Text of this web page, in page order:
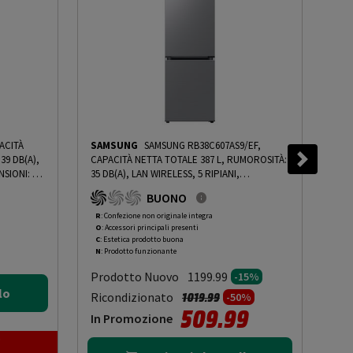
DB(A),
L
E -
SAMSUNG SAMSUNG RB38C607AS9/EF,
CAPACITÀ NETTA TOTALE 387 L, RUMOROSITÀ:
35 DB(A), LAN WIRELESS, 5 RIPIANI,
DIMENSIONI: L 59,5 CM A 203 CM P 65,8 CM,
METAL INOX, CLASSE A - PRMG GRADING
ROCN - 15%-PRMG GRADING ROCN - 15%
BUONO
R: Confezione non originale integra
O: Accessori principali presenti
C: Estetica prodotto buona
N: Prodotto funzionante
Prodotto Nuovo 1199.99 -15%
Ricondizionato Prezzo ridotto da
1019.99a-50%
In Promozione 509.99